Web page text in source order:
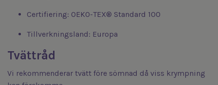
Certifiering: OEKO-TEX® Standard 100
Tillverkningsland: Europa
Tvättråd
Vi rekommenderar tvätt före sömnad då viss krympning